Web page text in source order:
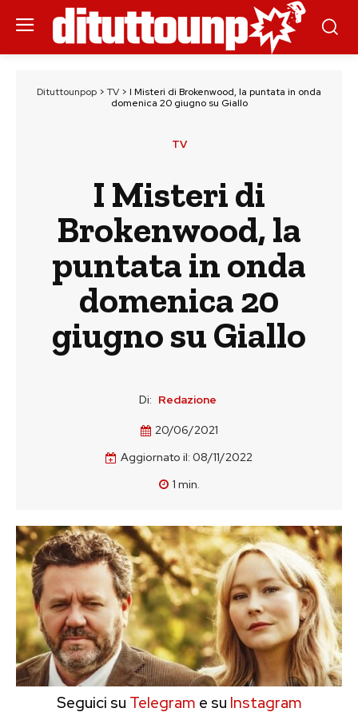
Dituttounpop > TV > I Misteri di Brokenwood, la puntata in onda
domenica 20 giugno su Giallo
TV
I Misteri di
Brokenwood, la
puntata in onda
domenica 20
giugno su Giallo
Di: Redazione
20/06/2021
Aggiornato il: 08/11/2022
1 min.
Seguici su Telegram e su Instagram